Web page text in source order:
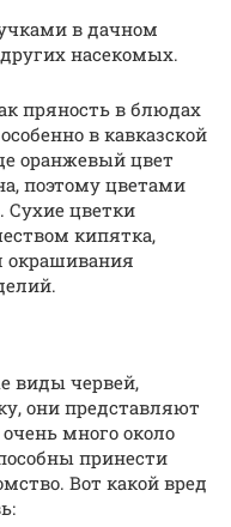
в дачном
насекомых.
пряность в блюдах
в кавказской
оранжевый цвет
поэтому цветами
Сухие цветки
кипятка,
окрашивания
виды червей,
они представляют
много около
принести
Вот какой вред